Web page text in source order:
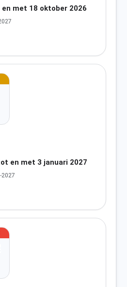
met 18 oktober 2026
en met 3 januari 2027
2027